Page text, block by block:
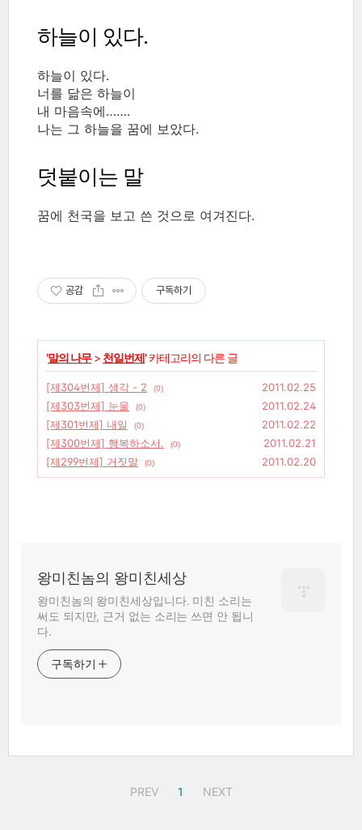
하늘이 있다.
하늘이 있다.
너를 닮은 하늘이
내 마음속에…….
나는 그 하늘을 꿈에 보았다.
덧붙이는 말
꿈에 천국을 보고 쓴 것으로 여겨진다.
공감 구독하기
'말의 나무> 천일번제' 카테고리의 다른 글
[제304번제] 생각 - 2 (0)
2011.02.25
[제303번제] 눈물
(0)
2011.02.24
[제301번제] 내일
(0)
2011.02.22
[제300번제] 행복하소서.
(0)
2011.02.21
[제299번제] 거짓말
(0) 2011.02.20
왕미친놈의 왕미친세상
왕미친놈의 왕미친세상입니다. 미친 소리는
써도 되지만, 근거 없는 소리는 쓰면 안 됩니
다.
구독하기
PREV 1 NEXT